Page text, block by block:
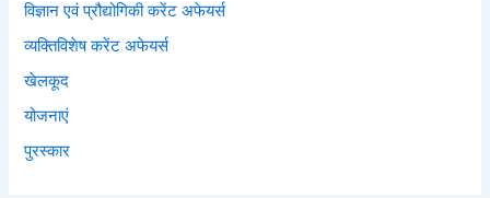
विज्ञान एवं प्रौद्योगिकी करेंट अफेयर्स
व्यक्तिविशेष करेंट अफेयर्स
खेलकूद
योजनाएं
पुरस्कार